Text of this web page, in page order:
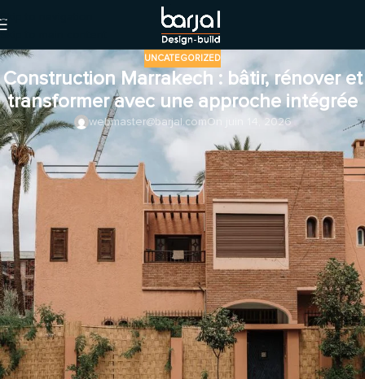
Skip to navigation
Skip to main content
UNCATEGORIZED
Construction Marrakech : bâtir, rénover et
transformer avec une approche intégrée
webmaster@barjal.comOn juin 14, 2026
Un projet de construction Marrakech demande plus qu’une bonne
idée ou un beau dessin. Il exige une vision claire, une maîtrise
technique, une coordination rigoureuse et une vraie compréhension
du contexte local. Entre le choix des matériaux, la gestion du chantier,
l’architecture intérieure, les contraintes du bâti existant, les attentes
esthétiques et les exigences d’exécution, chaque décision compte.
À Marrakech, les projets sont souvent uniques. Une villa
contemporaine ne se traite pas comme un riad ancien. Un espace
commercial ne demande pas la même approche qu’un boutique-
hôtel. Une rénovation intérieure ne suit pas la même logique qu’une
restauration de bâtiment historique. C’est pourquoi BARJAL adopte
une approche intégrée, où conception, construction, coordination et
finition avancent ensemble.